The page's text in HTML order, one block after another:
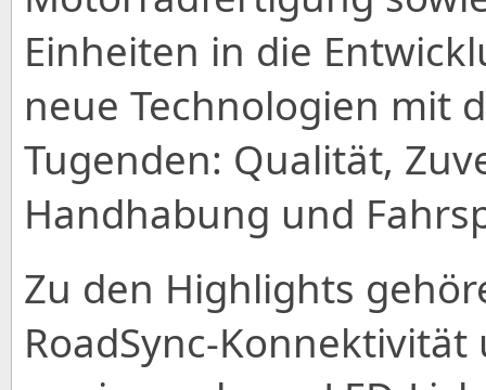
Einheiten in die
neue Technologien mit
Tugenden: Qualität,
Handhabung und
Zu den Highlights
RoadSync-